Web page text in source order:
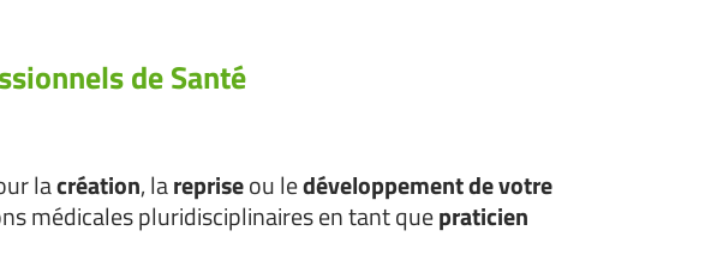
de Santé
lacréation, larepriseou ledéveloppement de votre
médicales pluridisciplinaires en tant quepraticien